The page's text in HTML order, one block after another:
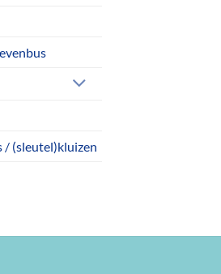
/ (sleutel)kluizen